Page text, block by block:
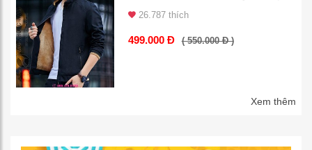
26.787 thích
499.000 Đ ( 550.000 Đ )
Xem thêm